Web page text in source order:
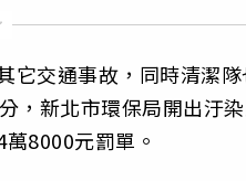
它交通事故，同時清潔
，新北市環保局開出汙
8000元罰單。